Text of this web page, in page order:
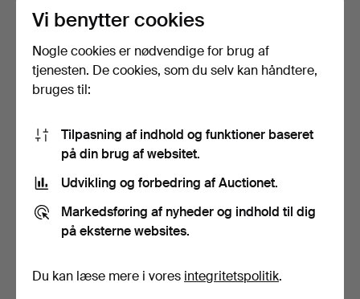
Viewing 24-28/11 1-5 pm.
SKAFTHULØKSE.
Opnåede hammerslag 30 nov
FLINTAX.
Opnåede hammerslag 30 nov
Vi benytter cookies
Nogle cookies er nødvendige for brug af
tjenesten. De cookies, som du selv kan håndtere,
bruges til:
Tilpasning af indhold og funktioner baseret
på din brug af websitet.
Udvikling og forbedring af Auctionet.
Markedsføring af nyheder og indhold til dig
på eksterne websites.
Du kan læse mere i vores integritetspolitik.